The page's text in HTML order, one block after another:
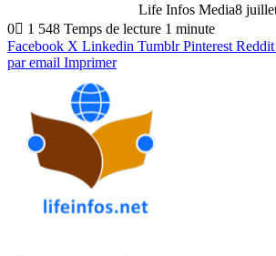
Life Infos Media8
0
1 548 Temps de lecture 1 minute
Facebook X Linkedin Tumblr Pinterest Reddit
par email Imprimer